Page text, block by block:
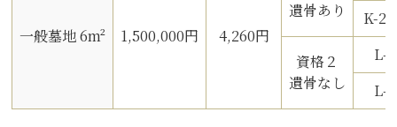
一般墓地 6m² 1,500,000円 4,260円
遺骨あり
K-2
資格２
遺骨なし
L-
L-